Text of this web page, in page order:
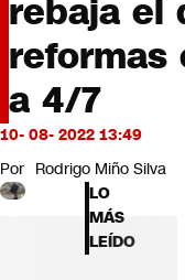
Bits
CNN Data
CNN tiempo
Futuro 360
Opinión
rebaja el
reformas
a 4/7
10- 08- 2022 13:49
Por Rodrigo Miño Silva
LO
MÁS
LEÍDO